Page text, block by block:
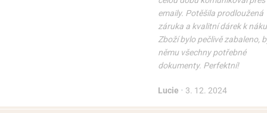
emaily. Potěšila prodloužená
záruka a kvalitní dárek k
Zboží bylo pečlivě zabaleno,
němu všechny potřebné
dokumenty. Perfektní!
Lucie • 3. 12. 2024